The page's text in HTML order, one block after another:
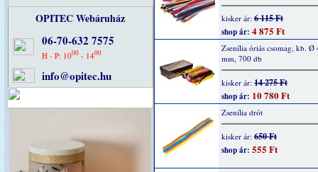
OPITEC Webáruház
06-70-632 7575
H - P: 1000- 1400
info@opitec.hu
kisker ár: 6 115 Ft
shop ár: 4 875 Ft
Zsenília óriás csomag, kb. Ø
mm, 700 db
kisker ár: 14 275 Ft
shop ár: 10 780 Ft
Zsenília drót
kisker ár: 650 Ft
shop ár: 555 Ft